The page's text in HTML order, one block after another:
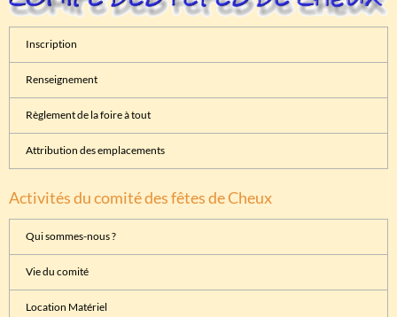
Inscription
Renseignement
Règlement de la foire à tout
Attribution des emplacements
Activités du comité des fêtes de Cheux
Qui sommes-nous ?
Vie du comité
Location Matériel